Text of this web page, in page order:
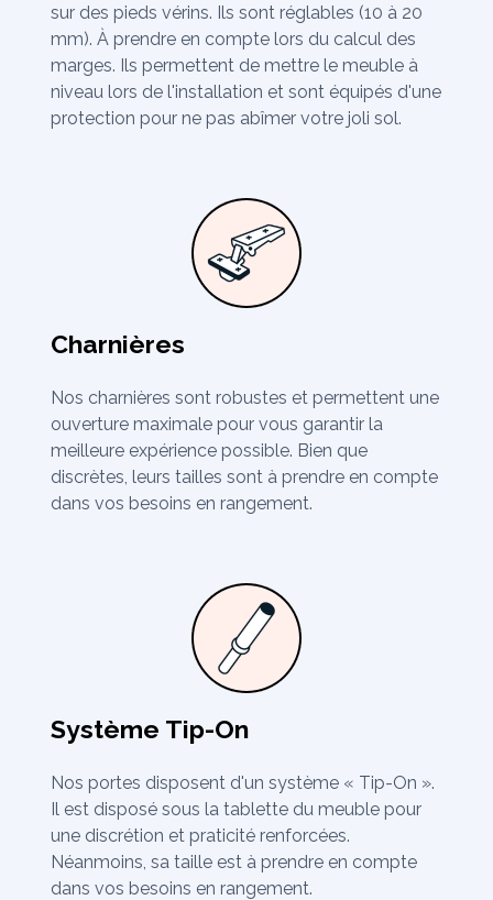
sur des pieds vérins. Ils sont réglables (10 à 20
mm). À prendre en compte lors du calcul des
marges. Ils permettent de mettre le meuble à
niveau lors de l'installation et sont équipés d'une
protection pour ne pas abîmer votre joli sol.
Charnières
Nos charnières sont robustes et permettent une
ouverture maximale pour vous garantir la
meilleure expérience possible. Bien que
discrètes, leurs tailles sont à prendre en compte
dans vos besoins en rangement.
Système Tip-On
Nos portes disposent d'un système « Tip-On ».
Il est disposé sous la tablette du meuble pour
une discrétion et praticité renforcées.
Néanmoins, sa taille est à prendre en compte
dans vos besoins en rangement.